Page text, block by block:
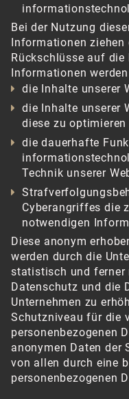
Bei der Nutzung
Informationen ziehen
Rückschlüsse auf die
Informationen
die Inhalte unserer
die Inhalte unserer
diese zu optimieren
die dauerhafte
Technik unserer
Cyberangriffes die
notwendigen
Diese anonym
werden durch die
statistisch und ferner
Datenschutz und die
Unternehmen zu
Schutzniveau für die
personenbezogenen
anonymen Daten der
von allen durch eine
personenbezogenen